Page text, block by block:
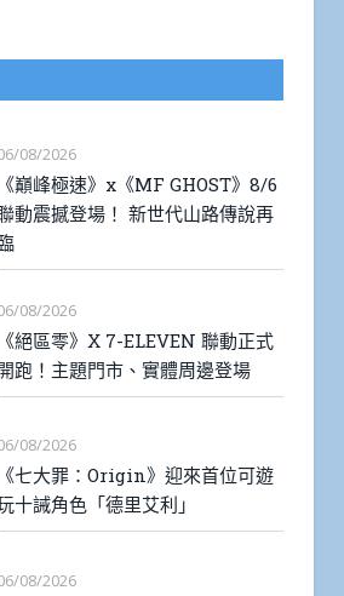
08/2026
《巔峰極速》x《MF GHOST》8/6
動震撼登場！ 新世代山路傳說再
08/2026
《絕區零》X 7-ELEVEN 聯動正式
跑！主題門市、實體周邊登場
08/2026
《七大罪：Origin》迎來首位可遊
十誡角色「德里艾利」
08/2026